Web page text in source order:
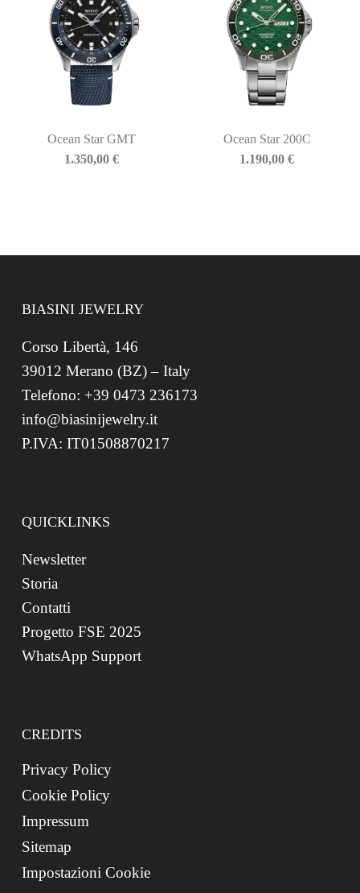
Ocean Star GMT
1.350,00 €
Ocean Star 200C
1.190,00€
BIASINI JEWELRY
Corso Libertà, 146
39012 Merano (BZ) – Italy
Telefono: +39 0473 236173
info@biasinijewelry.it
P.IVA: IT01508870217
QUICKLINKS
Newsletter
Storia
Contatti
Progetto FSE 2025
WhatsApp Support
CREDITS
Privacy Policy
Cookie Policy
Impressum
Sitemap
Impostazioni Cookie